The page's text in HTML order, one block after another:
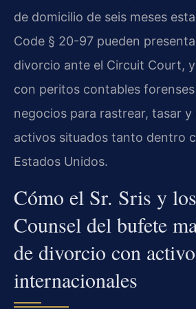
de domicilio de seis meses
Code § 20-97 pueden
divorcio ante el Circuit Court,
con peritos contables
negocios para rastrear, tasar
activos situados tanto dentro
Estados Unidos.
Cómo el Sr. Sris y
Counsel del bufete
de divorcio con
internacionales